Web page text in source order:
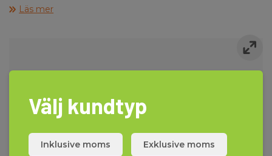
FLIR cameras to gather non-contact temperature
thermal and visible light video security imaging with automated
The FLIR Triton™ F-Series ID thermal security cameras set the
new standard of perimeter protection for critical infrastructure.
The Triton F-Series ID features best-in-class thermal imaging
human or vehicular intrusions. FLIR’s premium line offers five
models with full 640 × 480 thermal resolution, longer detection
Läs mer
Välj kundtyp
Inklusive moms Exklusive moms